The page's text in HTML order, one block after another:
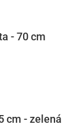
- 70 cm
cm - zelená